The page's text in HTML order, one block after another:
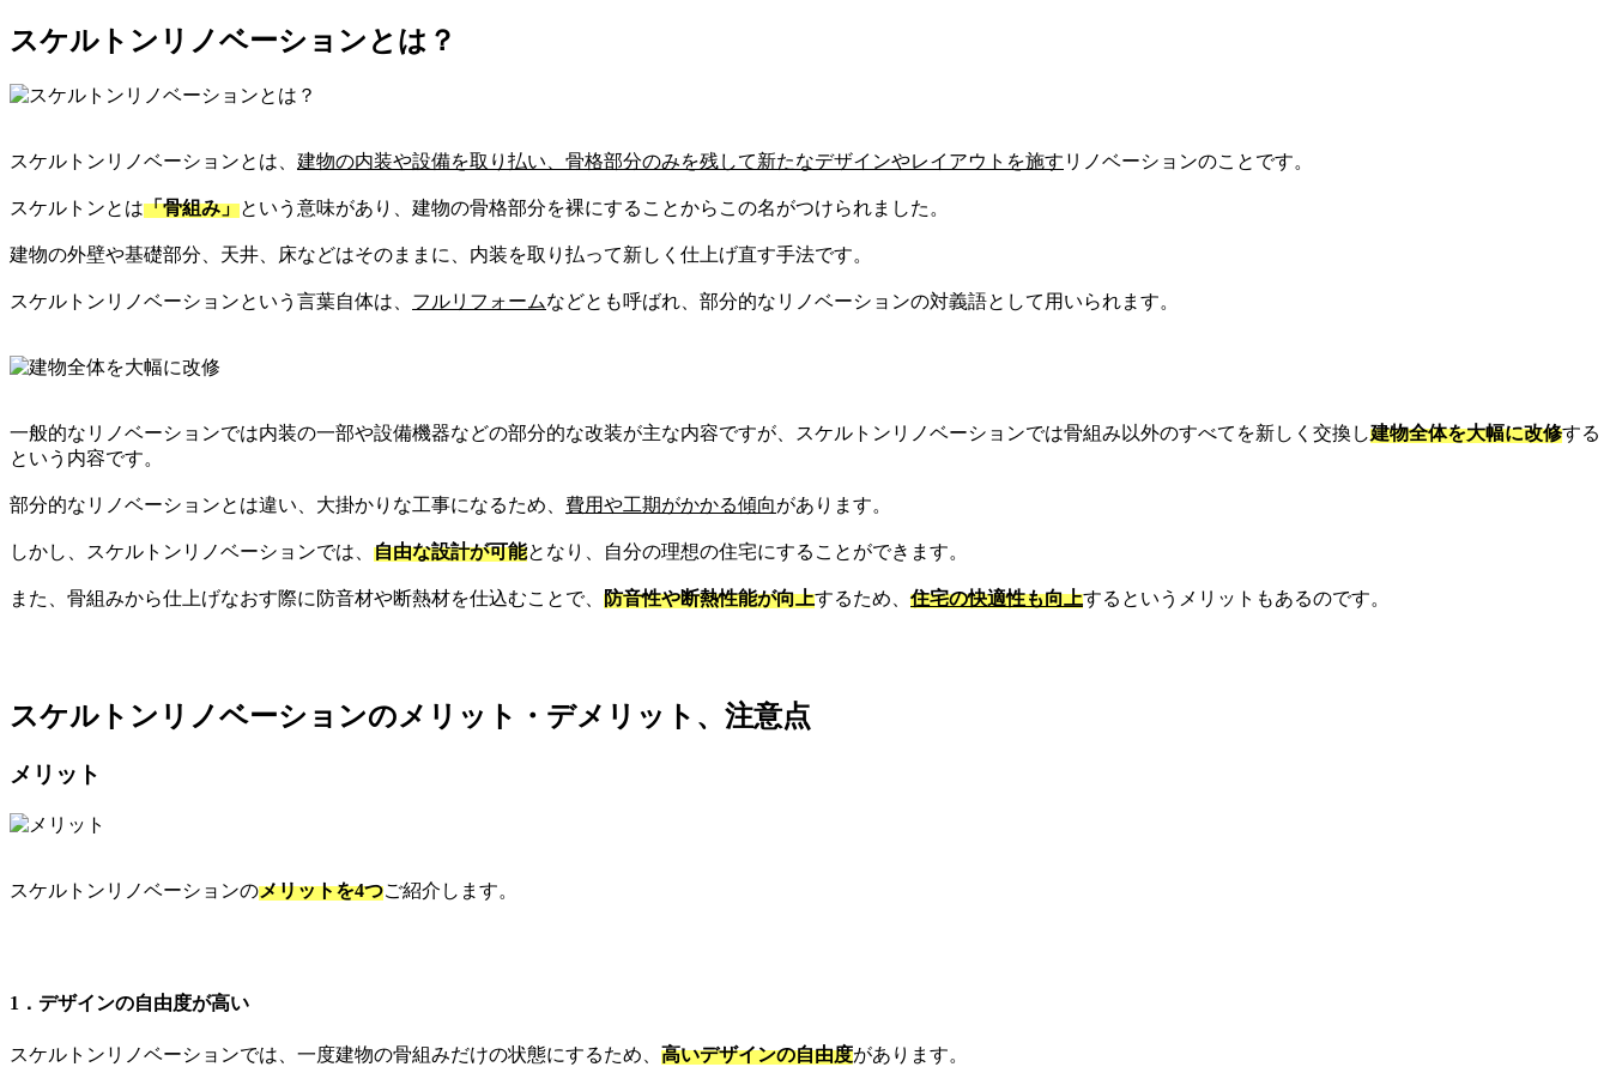
スケルトンリノベーションとは？
スケルトンリノベーションとは、 建物の内装や設備を取り払い、骨格部分のみを残して新たなデザインやレイアウトを施す リノベーションのことです。
スケルトンとは「骨組み」という意味があり、建物の骨格部分を裸にすることからこの名がつけられました。
建物の外壁や基礎部分、天井、床などはそのままに、内装を取り払って新しく仕上げ直す手法です。
スケルトンリノベーションという言葉自体は、 フルリフォームなどとも呼ばれ、部分的なリノベーションの対義語として用いられます。
一般的なリノベーションでは内装の一部や設備機器などの部分的な改装が主な内容ですが、スケルトンリノベーションでは骨組み以外のすべてを新しく交換し建物全体を大幅に改修する
という内容です。
部分的なリノベーションとは違い、大掛かりな工事になるため、 費用や工期がかかる傾向があります。
しかし、スケルトンリノベーションでは、 自由な設計が可能となり、自分の理想の住宅にすることができます。
また、骨組みから仕上げなおす際に防音材や断熱材を仕込むことで、 防音性や断熱性能が向上するため、 住宅の快適性も向上するというメリットもあるのです。
スケルトンリノベーションのメリット・デメリット、注意点
メリット
スケルトンリノベーションのメリットを4つご紹介します。
1．デザインの自由度が高い
スケルトンリノベーションでは、一度建物の骨組みだけの状態にするため、 高いデザインの自由度があります。